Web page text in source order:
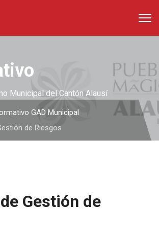
Municipal del Cantón Alausí
GAD Municipal
de Riesgos
Gestión de